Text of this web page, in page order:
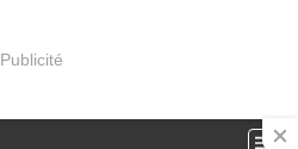
Publicité